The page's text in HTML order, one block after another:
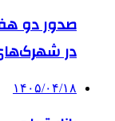
صدور دو
در
۱۴۰۵/۰۴/۱۸